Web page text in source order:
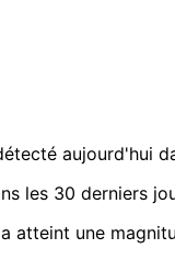
aujourd'hui
les 30 derniers
atteint une